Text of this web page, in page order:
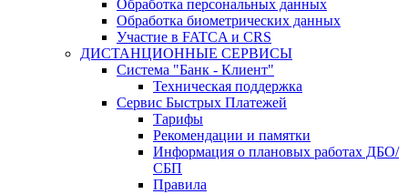
Обработка персональных данных
Обработка биометрических данных
Участие в FATCA и CRS
ДИСТАНЦИОННЫЕ СЕРВИСЫ
Система "Банк - Клиент"
Техническая поддержка
Сервис Быстрых Платежей
Тарифы
Рекомендации и памятки
Информация о плановых работах ДБО/
СБП
Правила